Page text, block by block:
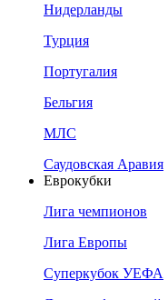
Нидерланды
Турция
Португалия
Бельгия
МЛС
Саудовская Аравия
Еврокубки
Лига чемпионов
Лига Европы
Суперкубок УЕФА